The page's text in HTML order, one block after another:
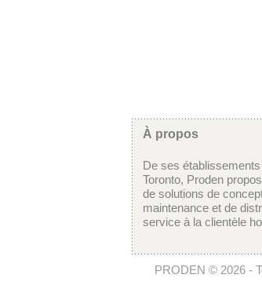
À propos
De ses
Toronto, Proden
de solutions de
maintenance et de
service à la clientèle
PRODEN © 2026 -